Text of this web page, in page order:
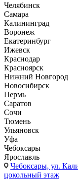
Челябинск
Самара
Калининград
Воронеж
Екатеринбург
Ижевск
Краснодар
Красноярск
Нижний Новгород
Новосибирск
Пермь
Саратов
Сочи
Тюмень
Ульяновск
Уфа
Чебоксары
Ярославль
Чебоксары, ул.
цокольный этаж